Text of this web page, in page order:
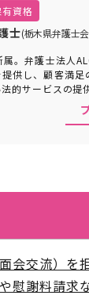
資格
士(栃木県弁護士
。弁護士法人
供し、顧客満足
的サービスの提
会交流）を
慰謝料請求